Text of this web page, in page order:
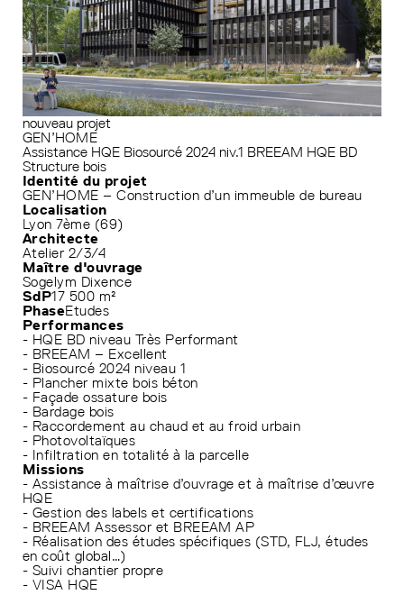
nouveau projet
GEN’HOME
Assistance HQE Biosourcé 2024 niv.1 BREEAM HQE BD
Structure bois
Identité du projet
GEN’HOME – Construction d’un immeuble de bureau
Localisation
Lyon 7ème (69)
Architecte
Atelier 2/3/4
Maître d'ouvrage
Sogelym Dixence
SdP17 500 m²
PhaseEtudes
Performances
- HQE BD niveau Très Performant
- BREEAM – Excellent
- Biosourcé 2024 niveau 1
- Plancher mixte bois béton
- Façade ossature bois
- Bardage bois
- Raccordement au chaud et au froid urbain
- Photovoltaïques
- Infiltration en totalité à la parcelle
Missions
- Assistance à maîtrise d’ouvrage et à maîtrise d’œuvre
HQE
- Gestion des labels et certifications
- BREEAM Assessor et BREEAM AP
- Réalisation des études spécifiques (STD, FLJ, études
en coût global…)
- Suivi chantier propre
- VISA HQE